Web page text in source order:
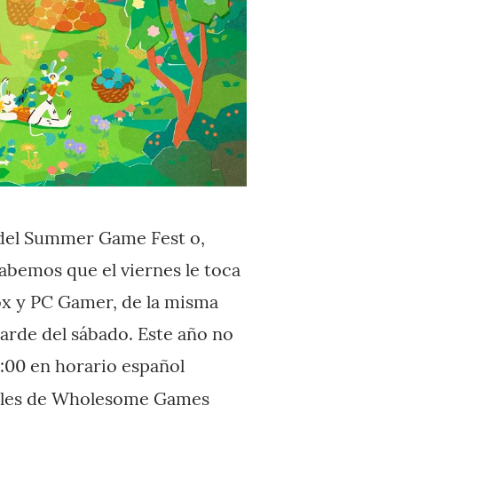
Summer Game Fest o,
que el viernes le toca
y PC Gamer, de la misma
del sábado. Este año no
en horario español
de Wholesome Games